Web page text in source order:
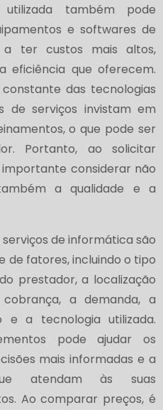
também pode
e softwares de
ter custos mais altos,
eficiência que oferecem.
das tecnologias
de serviços invistam em
o que pode ser
Portanto, ao solicitar
considerar não
a qualidade e a
de informática são
de fatores, incluindo o tipo
prestador, a localização
a demanda, a
e a tecnologia utilizada.
pode ajudar os
mais informadas e a
atendam às suas
Ao comparar preços, é